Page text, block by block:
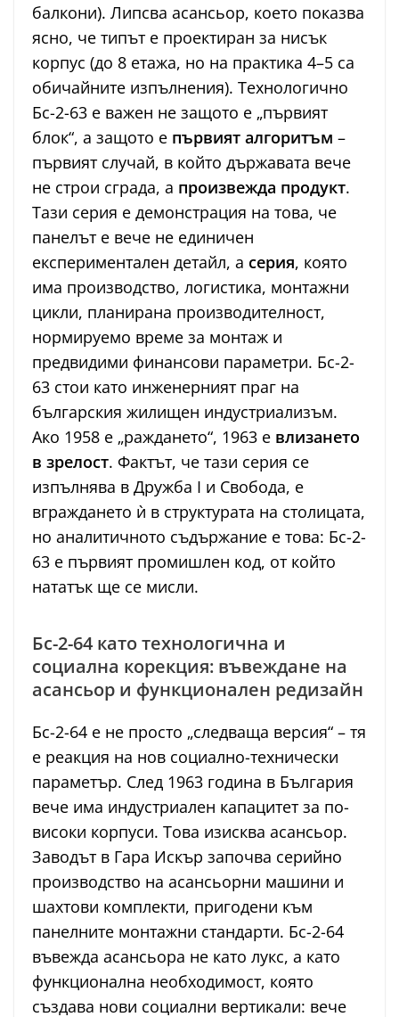
балкони). Липсва асансьор, което показва
ясно, че типът е проектиран за нисък
корпус (до 8 етажа, но на практика 4–5 са
обичайните изпълнения). Технологично
Бс-2-63 е важен не защото е „първият
блок“, а защото е първият алгоритъм –
първият случай, в който държавата вече
не строи сграда, а произвежда продукт.
Тази серия е демонстрация на това, че
панелът е вече не единичен
експериментален детайл, а серия, която
има производство, логистика, монтажни
цикли, планирана производителност,
нормируемо време за монтаж и
предвидими финансови параметри. Бс-2-
63 стои като инженерният праг на
българския жилищен индустриализъм.
Ако 1958 е „раждането“, 1963 е влизането
в зрелост. Фактът, че тази серия се
изпълнява в Дружба I и Свобода, е
вграждането ѝ в структурата на столицата,
но аналитичното съдържание е това: Бс-2-
63 е първият промишлен код, от който
нататък ще се мисли.
Бс-2-64 като технологична и
социална корекция: въвеждане на
асансьор и функционален редизайн
Бс-2-64 е не просто „следваща версия“ – тя
е реакция на нов социално-технически
параметър. След 1963 година в България
вече има индустриален капацитет за по-
високи корпуси. Това изисква асансьор.
Заводът в Гара Искър започва серийно
производство на асансьорни машини и
шахтови комплекти, пригодени към
панелните монтажни стандарти. Бс-2-64
въвежда асансьора не като лукс, а като
функционална необходимост, която
създава нови социални вертикали: вече